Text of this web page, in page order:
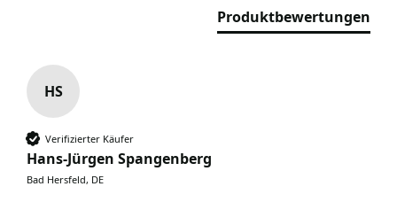
Produktbewertungen
HS
Verifizierter Käufer
Hans-Jürgen Spangenberg
Bad Hersfeld, DE